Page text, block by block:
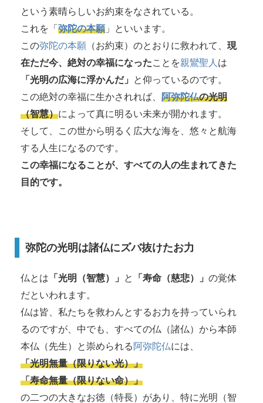
という素晴らしいお約束をなされている。
これを「 弥陀の本願」といいます。
この弥陀の本願 （お約束）のとおりに救われて、 現
在ただ今、絶対の幸福になったことを親鸞聖人 は
「光明の広海に浮かんだ」
と仰っているのです。
この絶対の幸福に生かされれば、 阿弥陀仏の光明
（智慧）によって真に明るい未来が開かれます。
そして、この世から明るく広大な海を、悠々と航海
する人生になるのです。
この幸福になることが、すべての人の生まれてきた
目的です。
弥陀の光明は諸仏にズバ抜けたお力
仏とは 「光明（智慧）」 と 「寿命（慈悲）」 の覚体
だといわれます。
仏は皆、私たちを救わんとするお力を持っていられ
るのですが、中でも、すべての仏（諸仏）から本師
本仏（先生）と崇められる 阿弥陀仏には、
「光明無量（限りない光）」
「寿命無量（限りない命）」
の二つの大きなお徳（特長）があり、特に光明（智